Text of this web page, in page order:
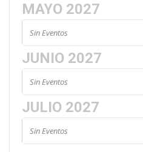
MAYO 2027
Sin Eventos
JUNIO 2027
Sin Eventos
JULIO 2027
Sin Eventos